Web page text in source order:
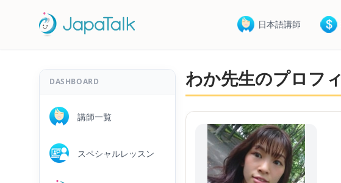
日本語講師
DASHBOARD
講師一覧
スペシャルレッスン
わか先生のプロフ